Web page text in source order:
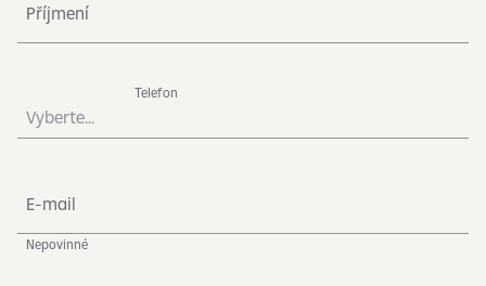
Příjmení
Vyberte...
Telefon
E-mail
Nepovinné